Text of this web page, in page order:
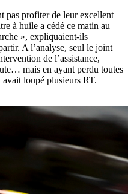
pas profiter de leur excellent
à huile a cédé ce matin au
», expliquaient-ils
A l’analyse, seul le joint
de l’assistance,
mais en ayant perdu toutes
avait loupé plusieurs RT.